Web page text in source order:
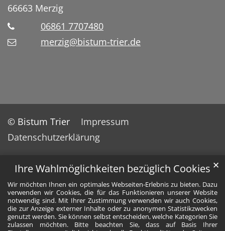
Ihre Wahlmöglichkeiten bezüglich Cookies
Wir möchten Ihnen ein optimales Webseiten-Erlebnis zu bieten. Dazu
verwenden wir Cookies, die für das Funktionieren unserer Website
notwendig sind. Mit Ihrer Zustimmung verwenden wir auch Cookies,
die zur Anzeige externer Inhalte oder zu anonymen Statistikzwecken
genutzt werden. Sie können selbst entscheiden, welche Kategorien Sie
zulassen möchten. Bitte beachten Sie, dass auf Basis Ihrer
✕
66663 Merzig
06861 7707480
merzig@bistum-trier.de
© Bistum Trier
Impressum
Datenschutzerklärung